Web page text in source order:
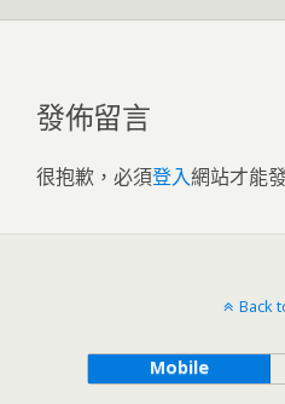
發佈留言
很抱歉，必須登入網站才能
Back
Mobile